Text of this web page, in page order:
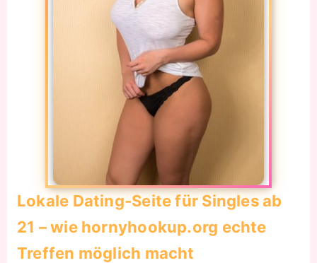
Lokale Dating-Seite für Singles ab
21 – wie hornyhookup.org echte
Treffen möglich macht